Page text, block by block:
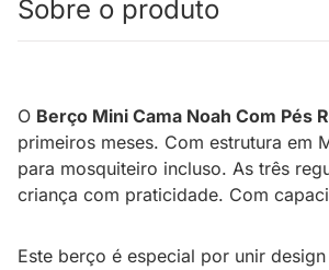
Sobre o produto
O Berço Mini Cama Noah Com Pés
primeiros meses. Com estrutura em
para mosquiteiro incluso. As três
criança com praticidade. Com
Este berço é especial por unir